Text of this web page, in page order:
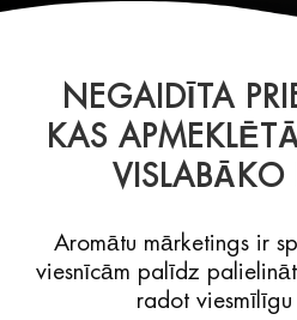
NEGAIDĪTA
KAS
VISLABĀKO
Aromātu mārketings ir
viesnīcām palīdz
radot